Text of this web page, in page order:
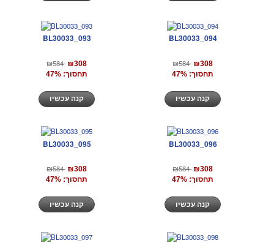
BL30033_093
₪584 ₪308
תחסוך: 47%
BL30033_094
₪584 ₪308
תחסוך: 47%
BL30033_095
₪584 ₪308
תחסוך: 47%
BL30033_096
₪584 ₪308
תחסוך: 47%